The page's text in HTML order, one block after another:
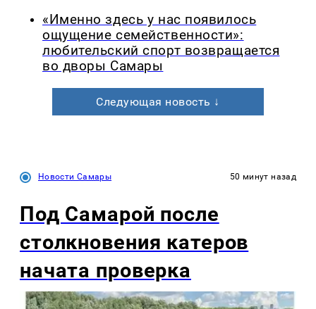
«Именно здесь у нас появилось
ощущение семейственности»:
любительский спорт возвращается
во дворы Самары
Следующая новость ↓
Новости Самары 50 минут назад
Под Самарой после
столкновения катеров
начата проверка